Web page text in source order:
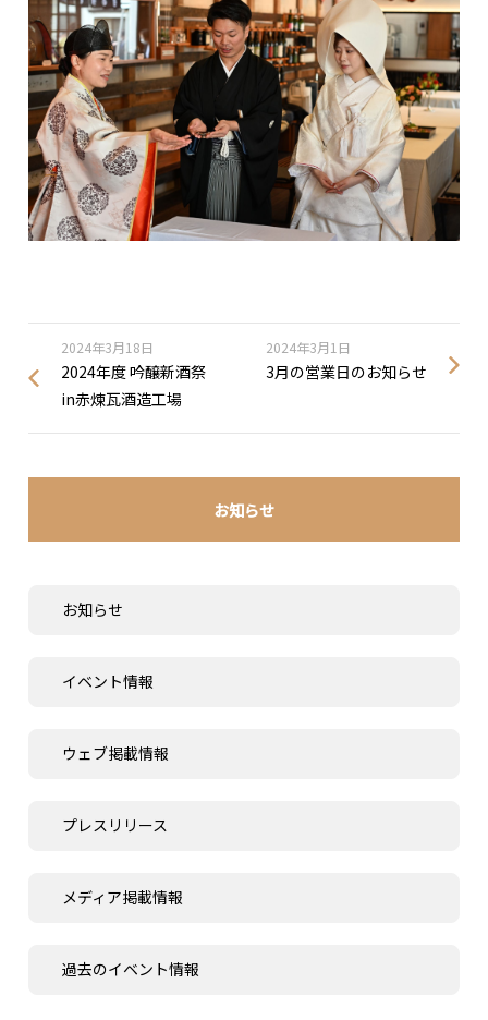
お知らせ
お知らせ
イベント情報
ウェブ掲載情報
プレスリリース
メディア掲載情報
過去のイベント情報
2024年3月18日
2024年度 吟醸新酒祭
in赤煉瓦酒造工場
2024年3月1日
3月の営業日のお知らせ